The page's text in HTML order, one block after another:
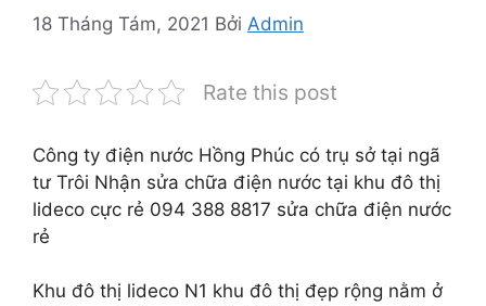
18 Tháng Tám, 2021 Bởi Admin
Rate this post
Công ty điện nước Hồng Phúc có trụ sở tại ngã
tư Trôi Nhận sửa chữa điện nước tại khu đô thị
lideco cực rẻ 094 388 8817 sửa chữa điện nước
rẻ
Khu đô thị lideco N1 khu đô thị đẹp rộng nằm ở